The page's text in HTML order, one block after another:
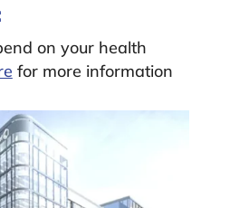
on your health
for more information